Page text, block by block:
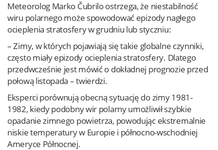
​Meteorolog Marko Čubrilo ostrzega, że niestabilność
wiru polarnego może spowodować epizody nagłego
ocieplenia stratosfery w grudniu lub styczniu:
– Zimy, w których pojawiają się takie globalne czynniki,
często miały epizody ocieplenia stratosfery. Dlatego
przedwcześnie jest mówić o dokładnej prognozie przed
połową listopada – twierdzi.
Eksperci porównują obecną sytuację do zimy 1981-
1982, kiedy podobny wir polarny umożliwił szybkie
opadanie zimnego powietrza, powodując ekstremalnie
niskie temperatury w Europie i północno-wschodniej
Ameryce Północnej.